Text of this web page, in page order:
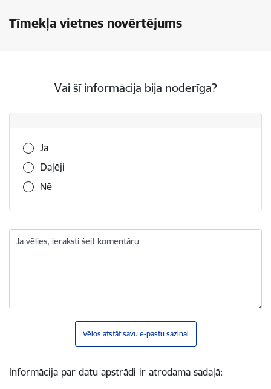
Tīmekļa vietnes novērtējums
Vai šī informācija bija noderīga?
Vai šī informācija bija noderīga?
Jā
Daļēji
Nē
Ja vēlies, ieraksti šeit komentāru
Vēlos atstāt savu e-pastu saziņai
Informācija par datu apstrādi ir atrodama sadaļā: